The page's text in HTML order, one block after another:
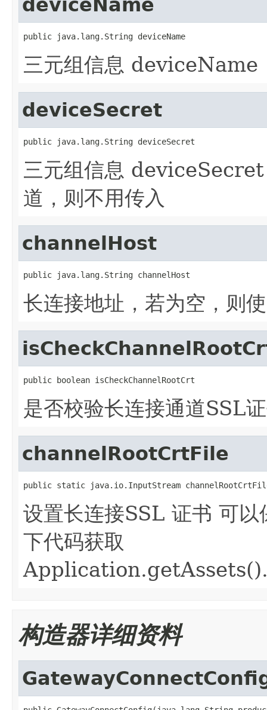
deviceName
public java.lang.String deviceName
三元组信息 deviceName
deviceSecret
public java.lang.String deviceSecret
三元组信息
道，则不用传入
channelHost
public java.lang.String channelHost
长连接地址，若为空，则
public boolean isCheckChannelRootCrt
是否校验长连接通道SSL
channelRootCrtFile
public static java.io.InputStream
设置长连接SSL 证书 可
下代码获取
构造器详细资料